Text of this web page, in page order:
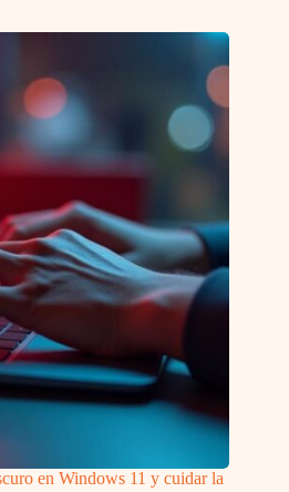
en Windows 11 y cuidar la